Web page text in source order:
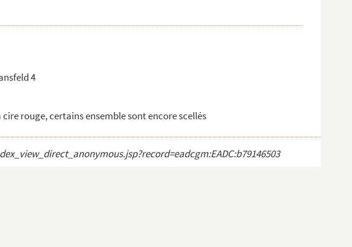
4
rouge, certains ensemble sont encore scellés